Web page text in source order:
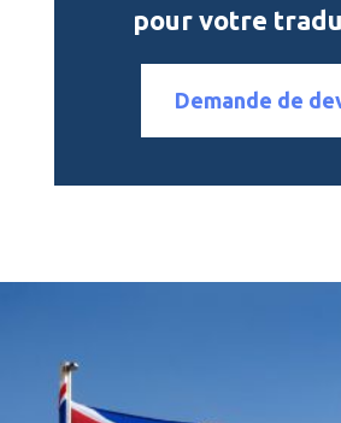
pour votre
Demande de